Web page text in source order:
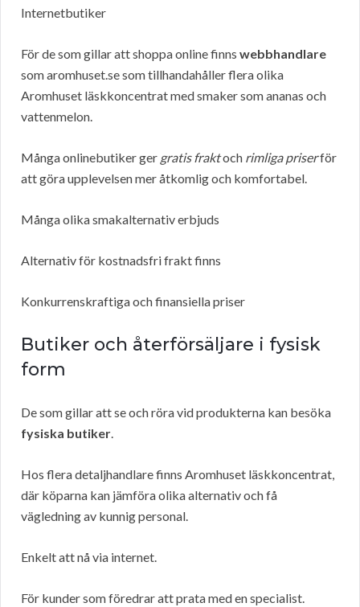
Internetbutiker
För de som gillar att shoppa online finns webbhandlare
som aromhuset.se som tillhandahåller flera olika
Aromhuset läskkoncentrat med smaker som ananas och
vattenmelon.
Många onlinebutiker ger gratis fraktoch rimliga priserför
att göra upplevelsen mer åtkomlig och komfortabel.
Många olika smakalternativ erbjuds
Alternativ för kostnadsfri frakt finns
Konkurrenskraftiga och finansiella priser
Butiker och återförsäljare i fysisk
form
De som gillar att se och röra vid produkterna kan besöka
fysiska butiker.
Hos flera detaljhandlare finns Aromhuset läskkoncentrat,
där köparna kan jämföra olika alternativ och få
vägledning av kunnig personal.
Enkelt att nå via internet.
För kunder som föredrar att prata med en specialist.